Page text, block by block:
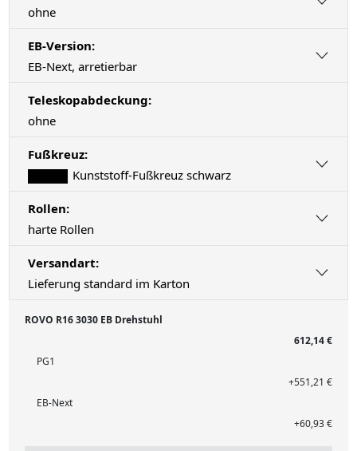
ohne
EB-Version:
EB-Next, arretierbar
Teleskopabdeckung:
ohne
Fußkreuz:
Kunststoff-Fußkreuz schwarz
Rollen:
harte Rollen
Versandart:
Lieferung standard im Karton
ROVO R16 3030 EB Drehstuhl
612,14 €
PG1
+551,21 €
EB-Next
+60,93 €